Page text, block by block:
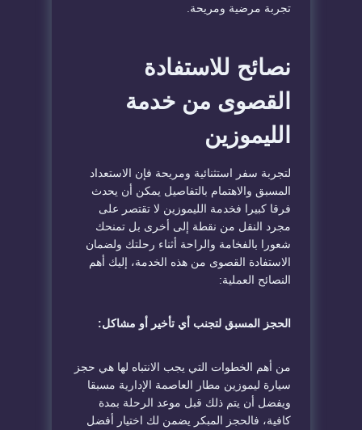
تجربة مرضية ومريحة.
نصائح للاستفادة
القصوى من خدمة
الليموزين
لتجربة سفر استثنائية ومريحة فإن الاستعداد
المسبق والاهتمام بالتفاصيل يمكن أن يحدث
فرقا كبيرا فخدمة الليموزين لا تقتصر على
مجرد النقل من نقطة إلى أخرى بل تمنحك
شعورا بالفخامة والراحة أثناء رحلتك ولضمان
الاستفادة القصوى من هذه الخدمة، إليك أهم
النصائح العملية:
الحجز المسبق لتجنب أي تأخير أو مشاكل:
من أهم الخطوات التي يجب الانتباه لها هي حجز
سيارة ليموزين مطار العاصمة الإدارية مسبقا
ويفضل أن يتم ذلك قبل موعد الرحلة بمدة
كافية، فالحجز المبكر يضمن لك اختيار أفضل